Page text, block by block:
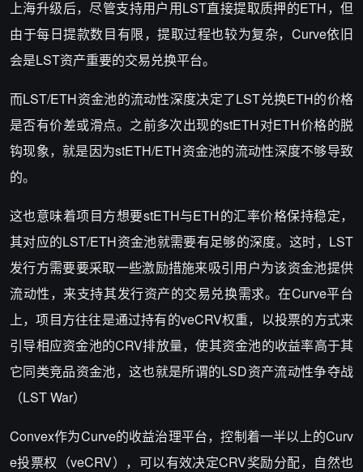
上海升级后，尽管支持用户用LST直接提取质押的ETH，但
由于每日提款数目有限，提取过程也较为复杂，Curve依旧
会是LST资产重要的交易兑换平台。
而LST/ETH资金池的流动性深度决定了LST兑换ETH的价格
是否有价差或滑点。之前多次出现的stETH对ETH价格的脱
钩现象，就是因为stETH/ETH资金池的流动性深度不够导致
的。
这也意味着项目方想要stETH与ETH的汇率价格保持稳定，
其对应的LST/ETH资金池就需要有足够的深度。这时，LST
发行方需要要采取一些激励措施来吸引用户为该资金池提供
流动性，来支持其发行资产的交易兑换需求。在Curve平台
上，项目方往往是通过持有的veCRV权重，以投票的方式来
引导相应资金池的CRV排放量，使其资金池的收益率高于其
它同类竞品资金池，这也就是所谓的LSD资产流动性争夺战
（LST War）
Convex作为Curve的收益治理平台，控制着一半以上的Curv
e投票权（veCRV），可以有效决定CRV奖励分配，自然也